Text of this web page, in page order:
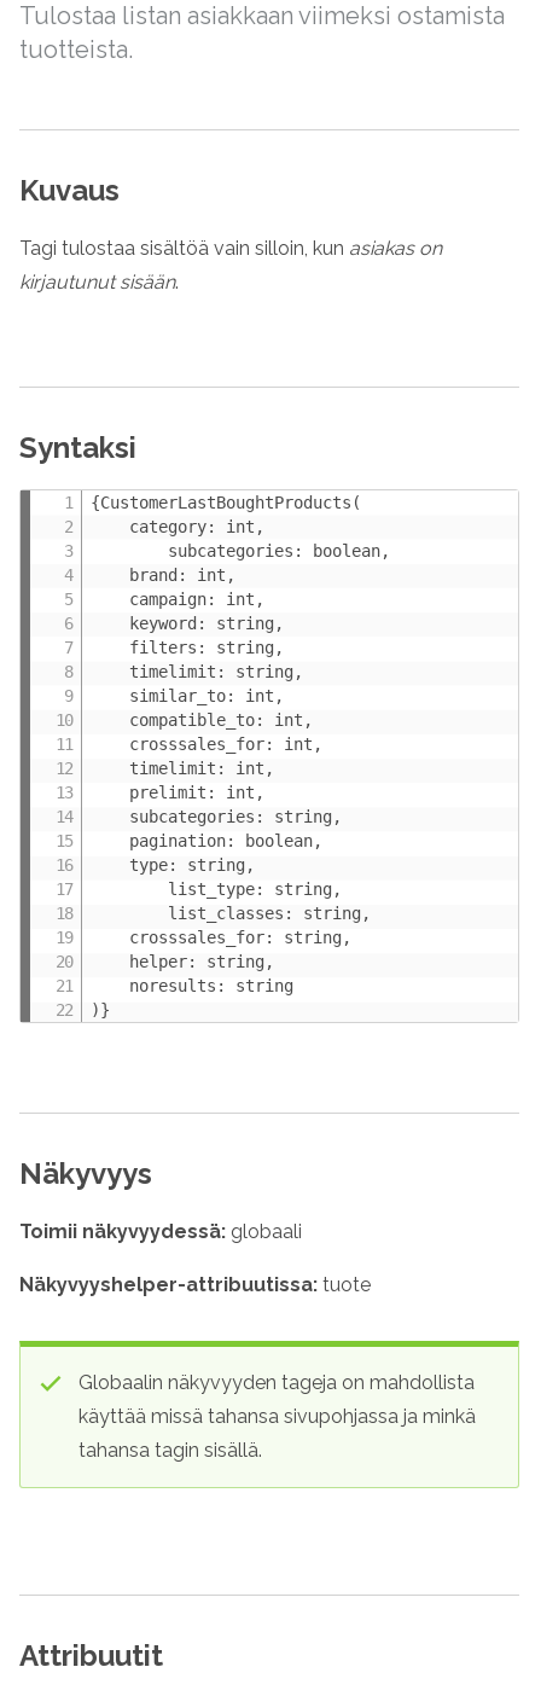
Tulostaa listan asiakkaan viimeksi ostamista
tuotteista.
Kuvaus
Tagi tulostaa sisältöä vain silloin, kun asiakas on
kirjautunut sisään.
Syntaksi
{CustomerLastBoughtProducts(
    category: int,
        subcategories: boolean,
    brand: int,
    campaign: int,
    keyword: string,
    filters: string,
    timelimit: string,
    similar_to: int,
    compatible_to: int,
    crosssales_for: int,
    timelimit: int,
    prelimit: int,
    subcategories: string,
    pagination: boolean,
    type: string,
        list_type: string,
        list_classes: string,
    crosssales_for: string,
    helper: string,
    noresults: string
)}
Näkyvyys
Toimii näkyvyydessä: globaali
Näkyvyyshelper-attribuutissa: tuote
Globaalin näkyvyyden tageja on mahdollista
käyttää missä tahansa sivupohjassa ja minkä
tahansa tagin sisällä.
Attribuutit